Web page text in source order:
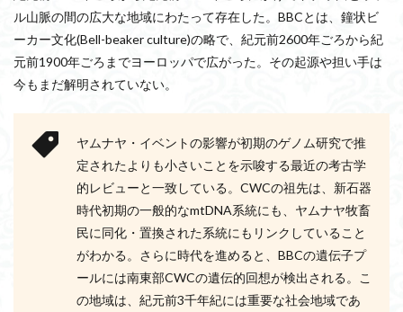
ル山脈の間の広大な地域にわたって存在した。BBCとは、鐘状ビ
ーカー文化(Bell-beaker culture)の略で、紀元前2600年ごろから紀
元前1900年ごろまでヨーロッパで広がった。その起源や担い手は
今もまだ解明されていない。
ヤムナヤ・イベントの影響が初期のゲノム研究で推
定されたよりも小さいことを示唆する最近の考古学
的レビューと一致している。CWCの祖先は、新石器
時代初期の一般的なmtDNA系統にも、ヤムナヤ牧畜
民に同化・置換された系統にもリンクしていること
がわかる。さらに時代を進めると、BBCの遺伝子プ
ールには南東部CWCの遺伝的回想が検出される。こ
の地域は、紀元前3千年紀には重要な社会地域であ